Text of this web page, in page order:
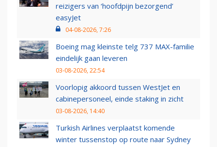
reizigers van ‘hoofdpijn bezorgend’
easyJet
04-08-2026, 7:26
Boeing mag kleinste telg 737 MAX-familie
eindelijk gaan leveren
03-08-2026, 22:54
Voorlopig akkoord tussen WestJet en
cabinepersoneel, einde staking in zicht
03-08-2026, 14:40
Turkish Airlines verplaatst komende
winter tussenstop op route naar Sydney